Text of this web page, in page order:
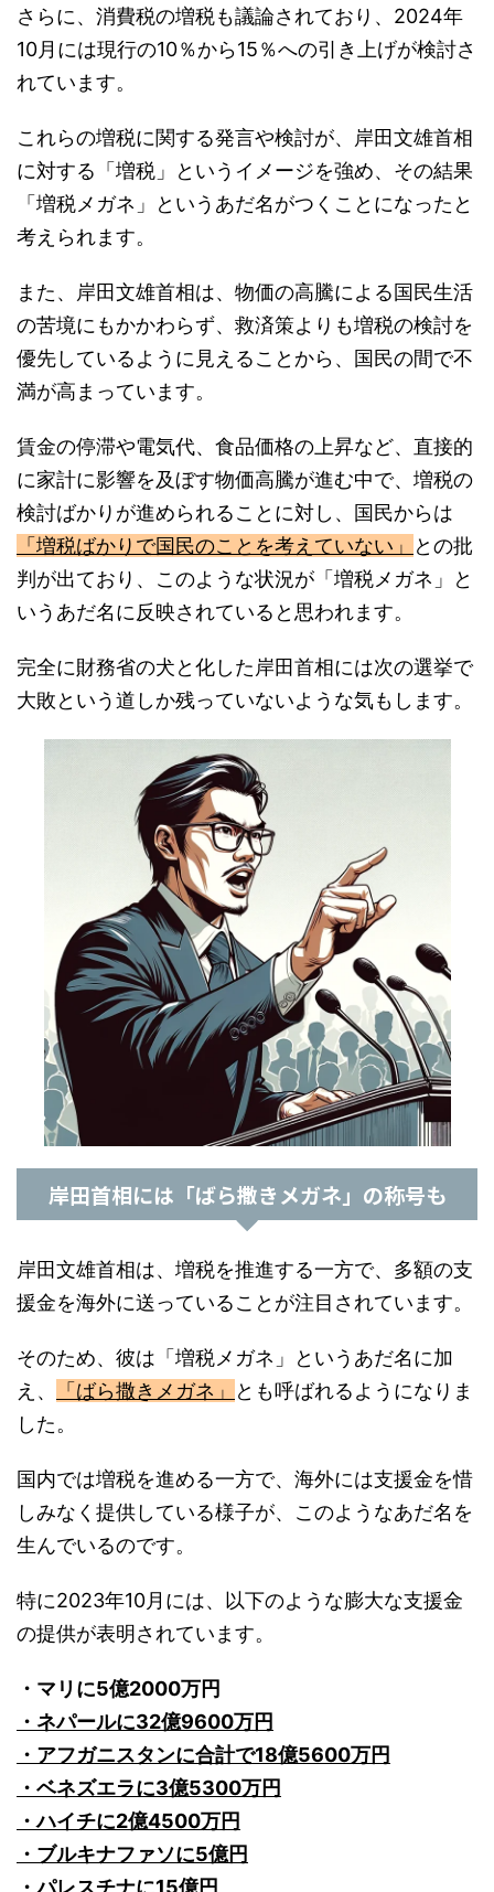
10月には現行の10％から15％への引き上げが検討さ
れています。
に対する「増税」というイメージを強め、その結果
「増税メガネ」というあだ名がつくことになったと
考えられます。
の苦境にもかかわらず、救済策よりも増税の検討を
優先しているように見えることから、国民の間で不
満が高まっています。
に家計に影響を及ぼす物価高騰が進む中で、増税の
検討ばかりが進められることに対し、国民からは
「増税ばかりで国民のことを考えていない」 との批
判が出ており、このような状況が「増税メガネ」と
いうあだ名に反映されていると思われます。
大敗という道しか残っていないような気もします。
岸田首相には「ばら撒きメガネ」の称号も
援金を海外に送っていることが注目されています。
え、「ばら撒きメガネ」 とも呼ばれるようになりま
した。
しみなく提供している様子が、このようなあだ名を
生んでいるのです。
の提供が表明されています。
・ネパールに32億9600万円
・アフガニスタンに合計で18億5600万円
・ベネズエラに3億5300万円
・ハイチに2億4500万円
・ブルキナファソに5億円
・パレスチナに15億円